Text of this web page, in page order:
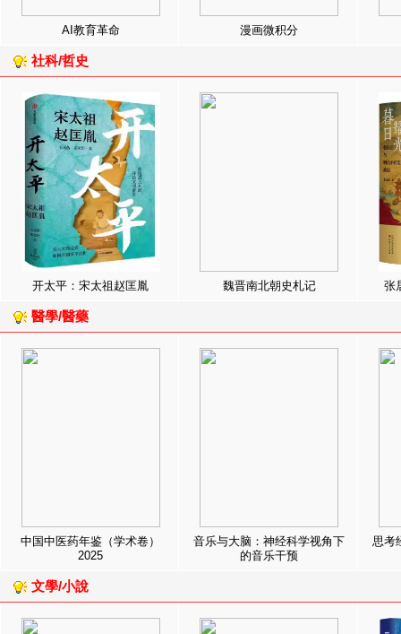
AI教育革命 漫画微积分
社科/哲史
开太平：宋太祖赵匡胤 魏晋南北朝史札记 张
醫學/醫藥
中国中医药年鉴（学术卷）
2025
音乐与大脑：神经科学视角下
的音乐干预
思考
文學/小說